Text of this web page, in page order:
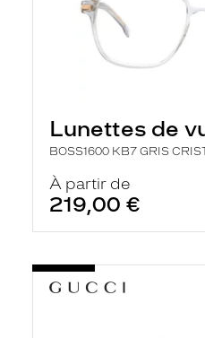
Lunettes de
BOSS1600 KB7 GRIS
À partir de
219,00 €